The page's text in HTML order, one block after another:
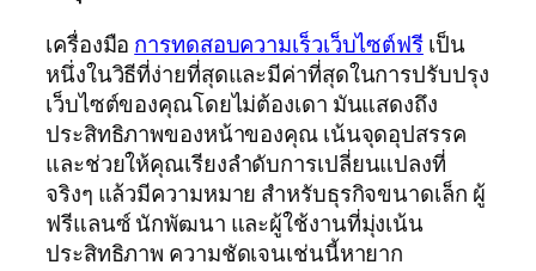
เครื่องมือ การทดสอบความเร็วเว็บไซต์ฟรีเป็น
หนึ่งในวิธีที่ง่ายที่สุดและมีค่าที่สุดในการปรับปรุง
เว็บไซต์ของคุณโดยไม่ต้องเดา มันแสดงถึง
ประสิทธิภาพของหน้าของคุณ เน้นจุดอุปสรรค
และช่วยให้คุณเรียงลำดับการเปลี่ยนแปลงที่
จริงๆ แล้วมีความหมาย สำหรับธุรกิจขนาดเล็ก ผู้
ฟรีแลนซ์ นักพัฒนา และผู้ใช้งานที่มุ่งเน้น
ประสิทธิภาพ ความชัดเจนเช่นนี้หายาก